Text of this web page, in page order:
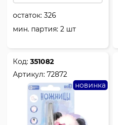
остаток:326
мин. партия: 2 шт
Код:351082
Артикул:72872
новинка